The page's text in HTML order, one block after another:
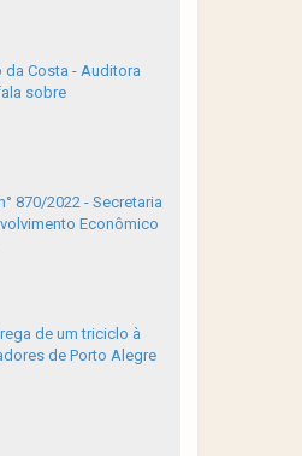
da Costa - Auditora
sobre
870/2022 - Secretaria
Econômico
de um triciclo à
de Porto Alegre